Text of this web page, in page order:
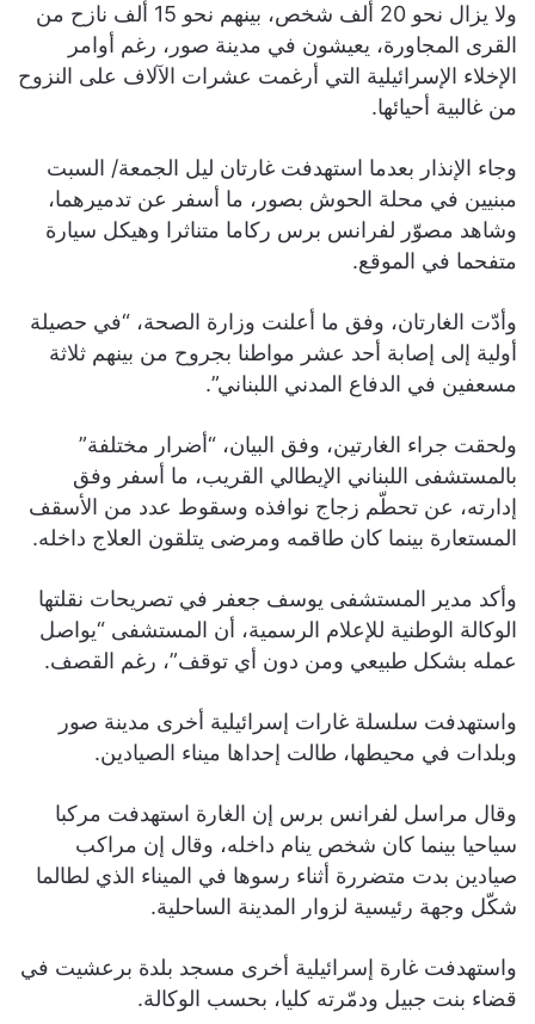
ولا يزال نحو 20 ألف شخص، بينهم نحو 15 ألف نازح من
القرى المجاورة، يعيشون في مدينة صور، رغم أوامر
الإخلاء الإسرائيلية التي أرغمت عشرات الآلاف على النزوح
من غالبية أحيائها.
وجاء الإنذار بعدما استهدفت غارتان ليل الجمعة/ السبت
مبنيين في محلة الحوش بصور، ما أسفر عن تدميرهما،
وشاهد مصوّر لفرانس برس ركاما متناثرا وهيكل سيارة
متفحما في الموقع.
وأدّت الغارتان، وفق ما أعلنت وزارة الصحة، “في حصيلة
أولية إلى إصابة أحد عشر مواطنا بجروح من بينهم ثلاثة
مسعفين في الدفاع المدني اللبناني”.
ولحقت جراء الغارتين، وفق البيان، “أضرار مختلفة”
بالمستشفى اللبناني الإيطالي القريب، ما أسفر وفق
إدارته، عن تحطّم زجاج نوافذه وسقوط عدد من الأسقف
المستعارة بينما كان طاقمه ومرضى يتلقون العلاج داخله.
وأكد مدير المستشفى يوسف جعفر في تصريحات نقلتها
الوكالة الوطنية للإعلام الرسمية، أن المستشفى “يواصل
عمله بشكل طبيعي ومن دون أي توقف”، رغم القصف.
واستهدفت سلسلة غارات إسرائيلية أخرى مدينة صور
وبلدات في محيطها، طالت إحداها ميناء الصيادين.
وقال مراسل لفرانس برس إن الغارة استهدفت مركبا
سياحيا بينما كان شخص ينام داخله، وقال إن مراكب
صيادين بدت متضررة أثناء رسوها في الميناء الذي لطالما
شكّل وجهة رئيسية لزوار المدينة الساحلية.
واستهدفت غارة إسرائيلية أخرى مسجد بلدة برعشيت في
قضاء بنت جبيل ودمّرته كليا، بحسب الوكالة.